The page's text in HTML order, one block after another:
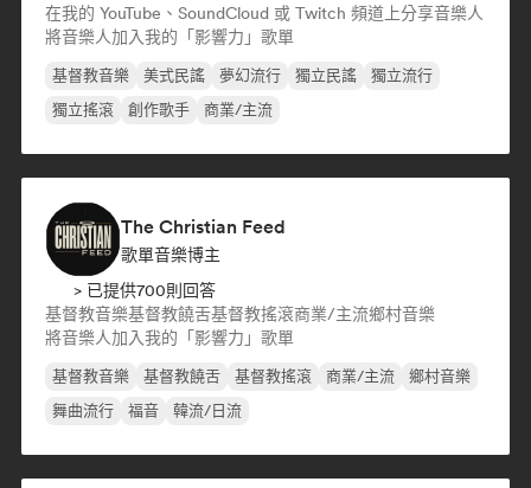
在我的 YouTube、SoundCloud 或 Twitch 頻道上分享音樂人
將音樂人加入我的「影響力」歌單
基督教音樂 美式民謠 夢幻流行 獨立民謠
獨立流行
獨立搖滾
創作歌手 商業/主流
The Christian Feed
歌單音樂博主
> 已提供700則回答
基督教音樂基督教饒舌基督教搖滾商業/主流鄉村音樂
將音樂人加入我的「影響力」歌單
基督教音樂 基督教饒舌 基督教搖滾 商業/主流
鄉村音樂
舞曲流行
福音 韓流/日流